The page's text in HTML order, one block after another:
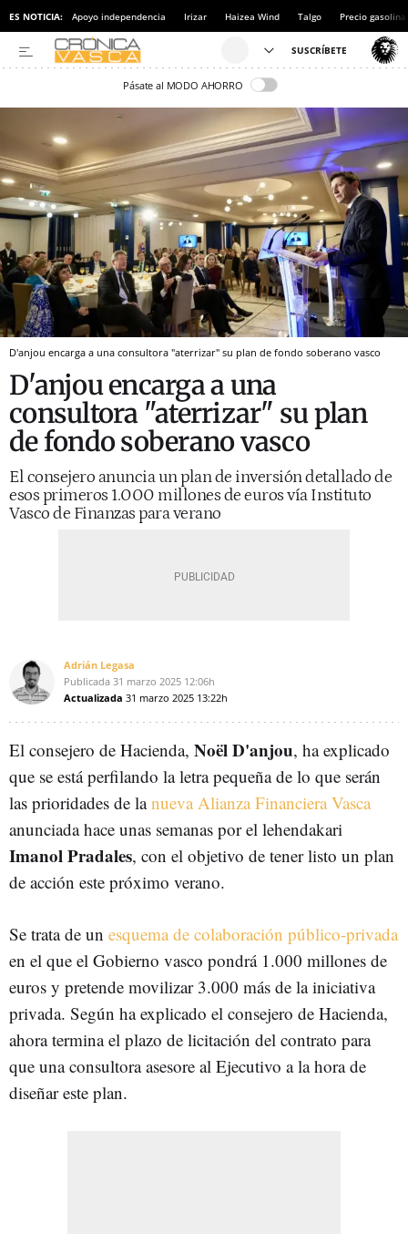
ES NOTICIA: Apoyo independencia Irizar Haizea Wind Talgo Precio gasolina
Pásate al MODO AHORRO
D'anjou encarga a una consultora "aterrizar" su plan de fondo soberano vasco
D'anjou encarga a una
consultora "aterrizar" su plan
de fondo soberano vasco
El consejero anuncia un plan de inversión detallado de
esos primeros 1.000 millones de euros vía Instituto
Vasco de Finanzas para verano
Adrián Legasa
Publicada 31 marzo 2025 12:06h
Actualizada 31 marzo 2025 13:22h
El consejero de Hacienda, Noël D'anjou, ha explicado
que se está perfilando la letra pequeña de lo que serán
las prioridades de lanueva Alianza Financiera Vasca
anunciada hace unas semanas por el lehendakari
Imanol Pradales, con el objetivo de tener listo un plan
de acción este próximo verano.
Se trata de un esquema de colaboración público-privada
en el que el Gobierno vasco pondrá 1.000 millones de
euros y pretende movilizar 3.000 más de la iniciativa
privada. Según ha explicado el consejero de Hacienda,
ahora termina el plazo de licitación del contrato para
que una consultora asesore al Ejecutivo a la hora de
diseñar este plan.